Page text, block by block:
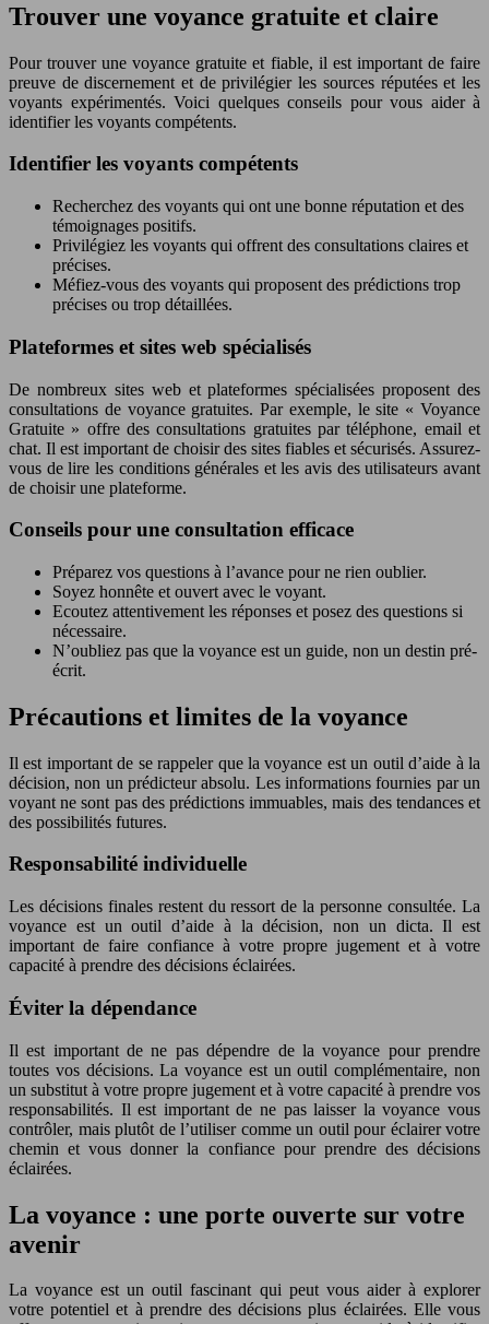
Trouver une voyance gratuite et claire
Pour trouver une voyance gratuite et fiable, il est important de faire
preuve de discernement et de privilégier les sources réputées et les
voyants expérimentés. Voici quelques conseils pour vous aider à
identifier les voyants compétents.
Identifier les voyants compétents
Recherchez des voyants qui ont une bonne réputation et des
témoignages positifs.
Privilégiez les voyants qui offrent des consultations claires et
précises.
Méfiez-vous des voyants qui proposent des prédictions trop
précises ou trop détaillées.
Plateformes et sites web spécialisés
De nombreux sites web et plateformes spécialisées proposent des
consultations de voyance gratuites. Par exemple, le site « Voyance
Gratuite » offre des consultations gratuites par téléphone, email et
chat. Il est important de choisir des sites fiables et sécurisés. Assurez-
vous de lire les conditions générales et les avis des utilisateurs avant
de choisir une plateforme.
Conseils pour une consultation efficace
Préparez vos questions à l’avance pour ne rien oublier.
Soyez honnête et ouvert avec le voyant.
Ecoutez attentivement les réponses et posez des questions si
nécessaire.
N’oubliez pas que la voyance est un guide, non un destin pré-
écrit.
Précautions et limites de la voyance
Il est important de se rappeler que la voyance est un outil d’aide à la
décision, non un prédicteur absolu. Les informations fournies par un
voyant ne sont pas des prédictions immuables, mais des tendances et
des possibilités futures.
Responsabilité individuelle
Les décisions finales restent du ressort de la personne consultée. La
voyance est un outil d’aide à la décision, non un dicta. Il est
important de faire confiance à votre propre jugement et à votre
capacité à prendre des décisions éclairées.
Éviter la dépendance
Il est important de ne pas dépendre de la voyance pour prendre
toutes vos décisions. La voyance est un outil complémentaire, non
un substitut à votre propre jugement et à votre capacité à prendre vos
responsabilités. Il est important de ne pas laisser la voyance vous
contrôler, mais plutôt de l’utiliser comme un outil pour éclairer votre
chemin et vous donner la confiance pour prendre des décisions
éclairées.
La voyance : une porte ouverte sur votre
avenir
La voyance est un outil fascinant qui peut vous aider à explorer
votre potentiel et à prendre des décisions plus éclairées. Elle vous